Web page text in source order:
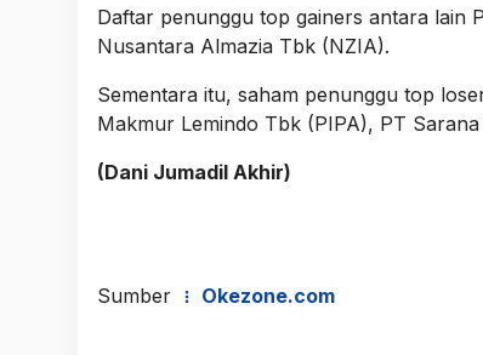
Daftar penunggu top gainers antara lain
Nusantara Almazia Tbk (NZIA).
Sementara itu, saham penunggu top
Makmur Lemindo Tbk (PIPA), PT
(Dani Jumadil Akhir)
Sumber Okezone.com